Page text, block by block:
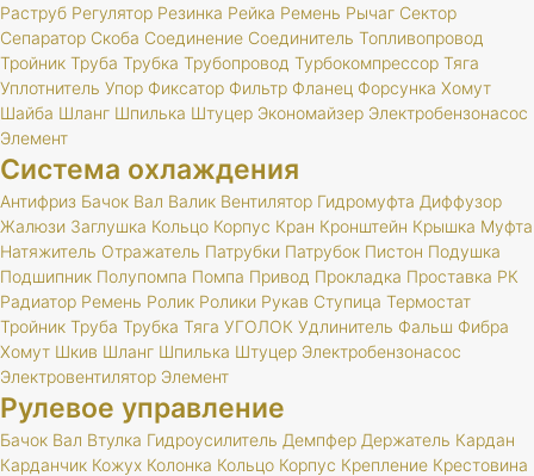
Раструб Регулятор Резинка Рейка Ремень Рычаг Сектор
Сепаратор Скоба Соединение Соединитель Топливопровод
Тройник Труба Трубка Трубопровод Турбокомпрессор Тяга
Уплотнитель Упор Фиксатор Фильтр Фланец Форсунка Хомут
Шайба Шланг Шпилька Штуцер Экономайзер Электробензонасос
Элемент
Система охлаждения
Антифриз Бачок Вал Валик Вентилятор Гидромуфта Диффузор
Жалюзи Заглушка Кольцо Корпус Кран Кронштейн Крышка Муфта
Натяжитель Отражатель Патрубки Патрубок Пистон Подушка
Подшипник Полупомпа Помпа Привод Прокладка Проставка РК
Радиатор Ремень Ролик Ролики Рукав Ступица Термостат
Тройник Труба Трубка Тяга УГОЛОК Удлинитель Фальш Фибра
Хомут Шкив Шланг Шпилька Штуцер Электробензонасос
Электровентилятор Элемент
Рулевое управление
Бачок Вал Втулка Гидроусилитель Демпфер Держатель Кардан
Карданчик Кожух Колонка Кольцо Корпус Крепление Крестовина